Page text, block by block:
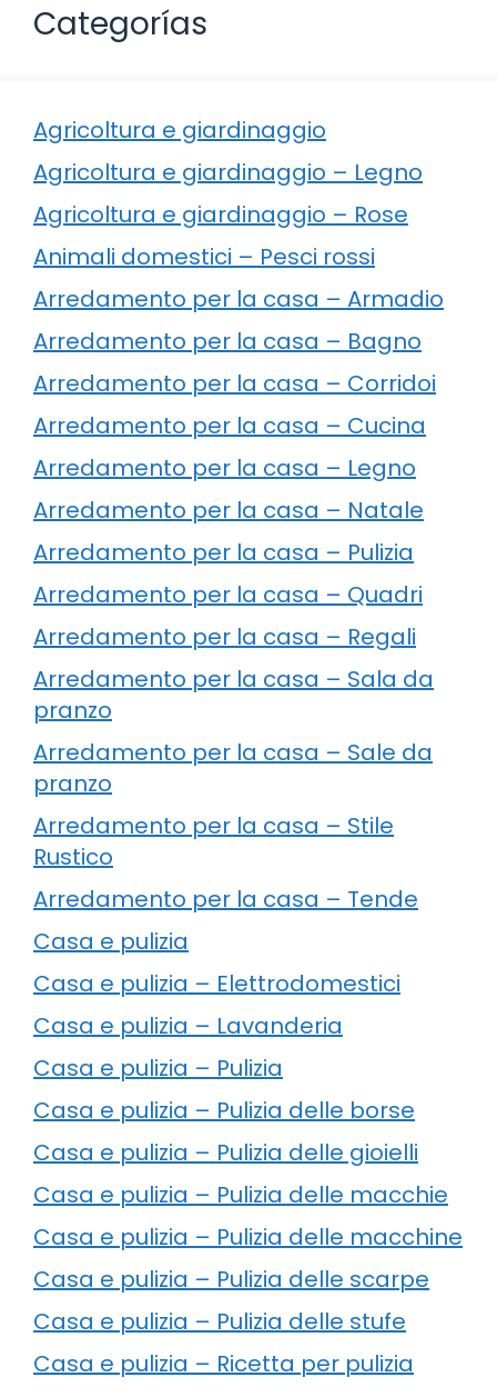
Categorías
Agricoltura e giardinaggio
Agricoltura e giardinaggio – Legno
Agricoltura e giardinaggio – Rose
Animali domestici – Pesci rossi
Arredamento per la casa – Armadio
Arredamento per la casa – Bagno
Arredamento per la casa – Corridoi
Arredamento per la casa – Cucina
Arredamento per la casa – Legno
Arredamento per la casa – Natale
Arredamento per la casa – Pulizia
Arredamento per la casa – Quadri
Arredamento per la casa – Regali
Arredamento per la casa – Sala da
pranzo
Arredamento per la casa – Sale da
pranzo
Arredamento per la casa – Stile
Rustico
Arredamento per la casa – Tende
Casa e pulizia
Casa e pulizia – Elettrodomestici
Casa e pulizia – Lavanderia
Casa e pulizia – Pulizia
Casa e pulizia – Pulizia delle borse
Casa e pulizia – Pulizia delle gioielli
Casa e pulizia – Pulizia delle macchie
Casa e pulizia – Pulizia delle macchine
Casa e pulizia – Pulizia delle scarpe
Casa e pulizia – Pulizia delle stufe
Casa e pulizia – Ricetta per pulizia